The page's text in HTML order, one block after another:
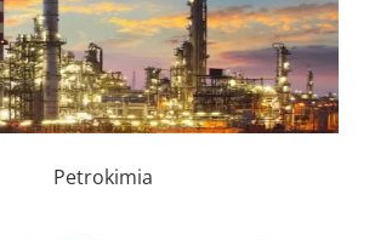
Petrokimia